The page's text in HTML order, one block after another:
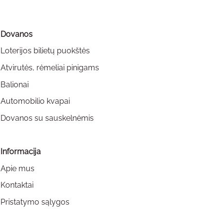
Dovanos
Loterijos bilietų puokštės
Atvirutės, rėmeliai pinigams
Balionai
Automobilio kvapai
Dovanos su sauskelnėmis
Informacija
Apie mus
Kontaktai
Pristatymo sąlygos